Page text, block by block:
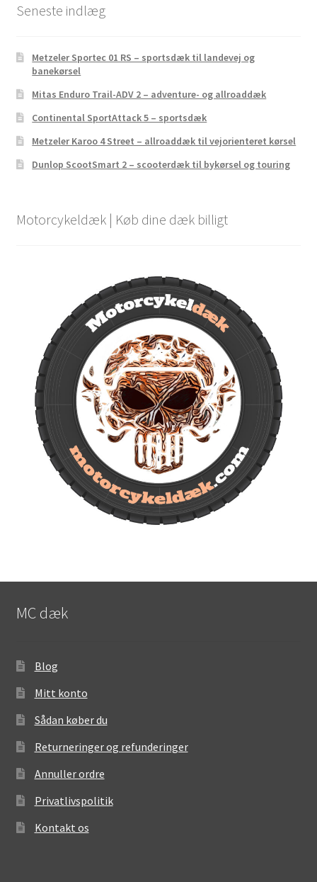
Seneste indlæg
Metzeler Sportec 01 RS – sportsdæk til landevej og
banekørsel
Mitas Enduro Trail-ADV 2 – adventure- og allroaddæk
Continental SportAttack 5 – sportsdæk
Metzeler Karoo 4 Street – allroaddæk til vejorienteret kørsel
Dunlop ScootSmart 2 – scooterdæk til bykørsel og touring
Motorcykeldæk | Køb dine dæk billigt
MC dæk
Blog
Mitt konto
Sådan køber du
Returneringer og refunderinger
Annuller ordre
Privatlivspolitik
Kontakt os